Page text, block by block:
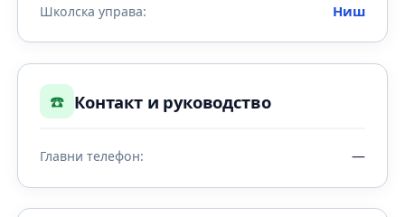
Школска управа: Ниш
☎️ Контакт и руководство
Главни телефон: —